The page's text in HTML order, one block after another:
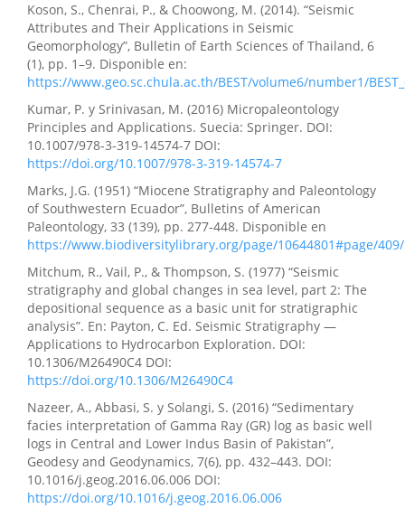
Koson, S., Chenrai, P., & Choowong, M. (2014). “Seismic
Attributes and Their Applications in Seismic
Geomorphology”, Bulletin of Earth Sciences of Thailand, 6
(1), pp. 1–9. Disponible en:
https://www.geo.sc.chula.ac.th/BEST/volume6/number1/
Kumar, P. y Srinivasan, M. (2016) Micropaleontology
Principles and Applications. Suecia: Springer. DOI:
10.1007/978-3-319-14574-7 DOI:
https://doi.org/10.1007/978-3-319-14574-7
Marks, J.G. (1951) “Miocene Stratigraphy and Paleontology
of Southwestern Ecuador”, Bulletins of American
Paleontology, 33 (139), pp. 277-448. Disponible en
https://www.biodiversitylibrary.org/page/10644801#page/
Mitchum, R., Vail, P., & Thompson, S. (1977) “Seismic
stratigraphy and global changes in sea level, part 2: The
depositional sequence as a basic unit for stratigraphic
analysis”. En: Payton, C. Ed. Seismic Stratigraphy —
Applications to Hydrocarbon Exploration. DOI:
10.1306/M26490C4 DOI:
https://doi.org/10.1306/M26490C4
Nazeer, A., Abbasi, S. y Solangi, S. (2016) “Sedimentary
facies interpretation of Gamma Ray (GR) log as basic well
logs in Central and Lower Indus Basin of Pakistan”,
Geodesy and Geodynamics, 7(6), pp. 432–443. DOI:
10.1016/j.geog.2016.06.006 DOI:
https://doi.org/10.1016/j.geog.2016.06.006